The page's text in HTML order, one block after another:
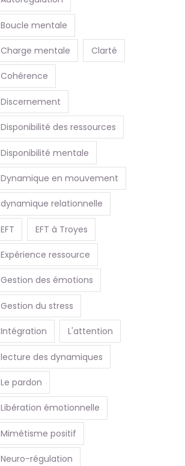
Boucle mentale
Charge mentale Clarté
Cohérence
Discernement
Disponibilité des ressources
Disponibilité mentale
Dynamique en mouvement
dynamique relationnelle
EFT EFT à Troyes
Expérience ressource
Gestion des émotions
Gestion du stress
Intégration L'attention
lecture des dynamiques
Le pardon
Libération émotionnelle
Mimétisme positif
Neuro-régulation